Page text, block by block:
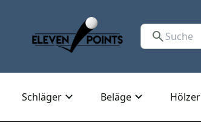
Schläger Beläge Hölzer